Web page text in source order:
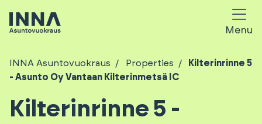
Menu
INNA Asuntovuokraus Properties
Kilterinrinne 5
- Asunto Oy Vantaan Kilterinmetsä IC
Kilterinrinne 5 -